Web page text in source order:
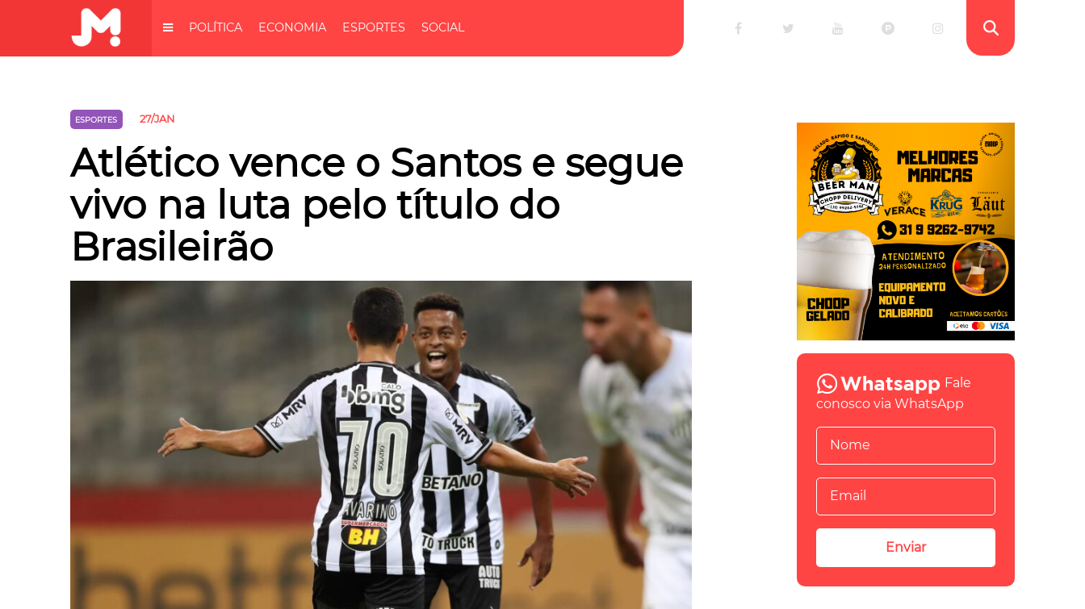
POLÍTICA ECONOMIA ESPORTES SOCIAL
ESPORTES 27/JAN
Atlético vence o Santos e segue
vivo na luta pelo título do
Brasileirão
Fale
conosco via WhatsApp